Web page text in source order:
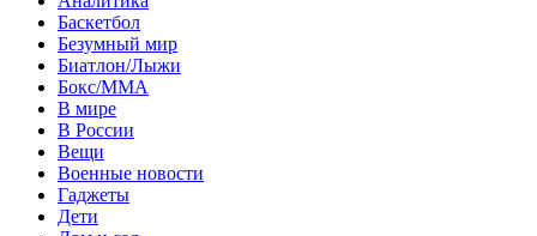
Баскетбол
Безумный мир
Биатлон/Лыжи
Бокс/MMA
В мире
В России
Вещи
Военные новости
Гаджеты
Дети